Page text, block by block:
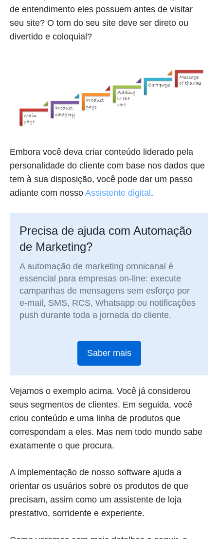
de entendimento eles possuem antes de visitar
seu site? O tom do seu site deve ser direto ou
divertido e coloquial?
Embora você deva criar conteúdo liderado pela
personalidade do cliente com base nos dados que
tem à sua disposição, você pode dar um passo
adiante com nosso Assistente digital.
Precisa de ajuda com Automação
de Marketing?
A automação de marketing omnicanal é
essencial para empresas on-line: execute
campanhas de mensagens sem esforço por
e-mail, SMS, RCS, Whatsapp ou notificações
push durante toda a jornada do cliente.
Saber mais
Vejamos o exemplo acima. Você já considerou
seus segmentos de clientes. Em seguida, você
criou conteúdo e uma linha de produtos que
correspondam a eles. Mas nem todo mundo sabe
exatamente o que procura.
A implementação de nosso software ajuda a
orientar os usuários sobre os produtos de que
precisam, assim como um assistente de loja
prestativo, sorridente e experiente.